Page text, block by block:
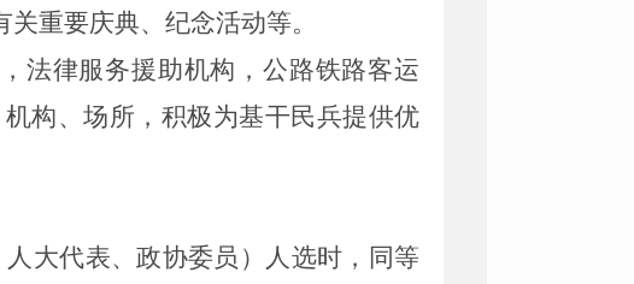
重要庆典、纪念活动等。
法律服务援助机构，公路铁路客运
构、场所，积极为基干民兵提供优
人大代表、政协委员）人选时， 同等